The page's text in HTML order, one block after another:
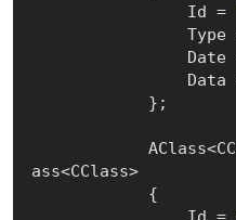
                Id =
ass<CClass>